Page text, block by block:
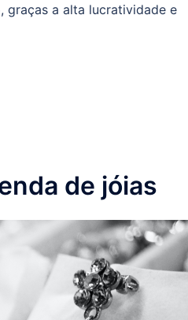
graças a alta lucratividade e
de jóias